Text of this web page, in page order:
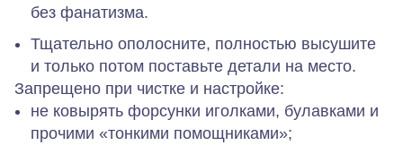
без фанатизма.
Тщательно ополосните, полностью высушите
и только потом поставьте детали на место.
Запрещено при чистке и настройке:
не ковырять форсунки иголками, булавками и
прочими «тонкими помощниками»;